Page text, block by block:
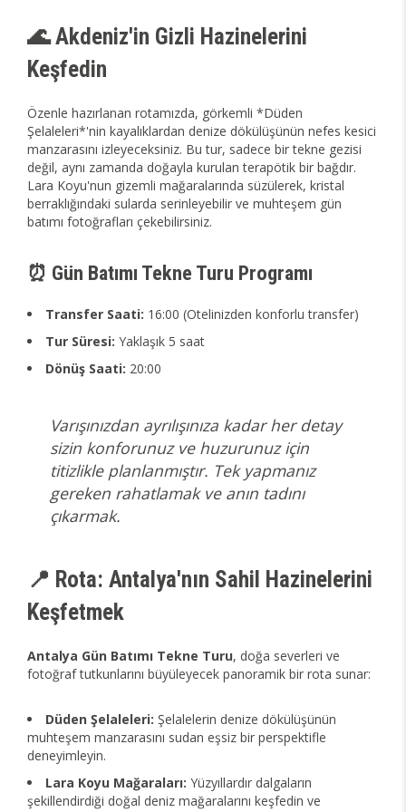
🌊 Akdeniz'in Gizli Hazinelerini
Keşfedin
Özenle hazırlanan rotamızda, görkemli *Düden
Şelaleleri*'nin kayalıklardan denize dökülüşünün nefes kesici
manzarasını izleyeceksiniz. Bu tur, sadece bir tekne gezisi
değil, aynı zamanda doğayla kurulan terapötik bir bağdır.
Lara Koyu'nun gizemli mağaralarında süzülerek, kristal
berraklığındaki sularda serinleyebilir ve muhteşem gün
batımı fotoğrafları çekebilirsiniz.
⏰ Gün Batımı Tekne Turu Programı
Transfer Saati: 16:00 (Otelinizden konforlu transfer)
Tur Süresi: Yaklaşık 5 saat
Dönüş Saati: 20:00
Varışınızdan ayrılışınıza kadar her detay
sizin konforunuz ve huzurunuz için
titizlikle planlanmıştır. Tek yapmanız
gereken rahatlamak ve anın tadını
çıkarmak.
📍 Rota: Antalya'nın Sahil Hazinelerini
Keşfetmek
Antalya Gün Batımı Tekne Turu, doğa severleri ve
fotoğraf tutkunlarını büyüleyecek panoramik bir rota sunar:
Düden Şelaleleri: Şelalelerin denize dökülüşünün
muhteşem manzarasını sudan eşsiz bir perspektifle
deneyimleyin.
Lara Koyu Mağaraları: Yüzyıllardır dalgaların
şekillendirdiği doğal deniz mağaralarını keşfedin ve